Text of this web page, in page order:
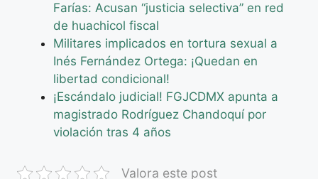
Farías: Acusan “justicia selectiva” en red
de huachicol fiscal
Militares implicados en tortura sexual a
Inés Fernández Ortega: ¡Quedan en
libertad condicional!
¡Escándalo judicial! FGJCDMX apunta a
magistrado Rodríguez Chandoquí por
violación tras 4 años
Valora este post